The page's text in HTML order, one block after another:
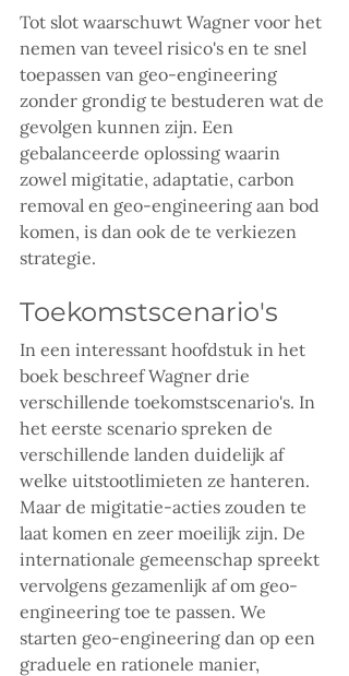
Tot slot waarschuwt Wagner voor het
nemen van teveel risico's en te snel
toepassen van geo-engineering
zonder grondig te bestuderen wat de
gevolgen kunnen zijn. Een
gebalanceerde oplossing waarin
zowel migitatie, adaptatie, carbon
removal en geo-engineering aan bod
komen, is dan ook de te verkiezen
strategie.
Toekomstscenario's
In een interessant hoofdstuk in het
boek beschreef Wagner drie
verschillende toekomstscenario's. In
het eerste scenario spreken de
verschillende landen duidelijk af
welke uitstootlimieten ze hanteren.
Maar de migitatie-acties zouden te
laat komen en zeer moeilijk zijn. De
internationale gemeenschap spreekt
vervolgens gezamenlijk af om geo-
engineering toe te passen. We
starten geo-engineering dan op een
graduele en rationele manier,